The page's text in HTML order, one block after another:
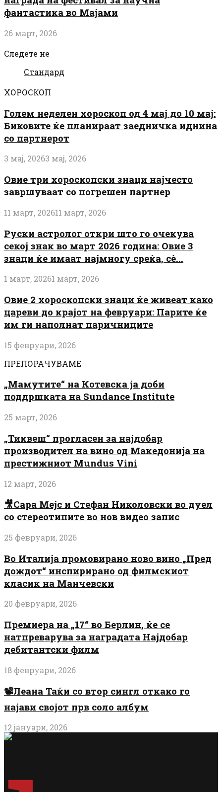
фантастика во Мајами
26 март, 2026
Следете не
Стандард
ХОРОСКОП
Голем неделен хороскоп од 4 мај до 10 мај:
Биковите ќе планираат заедничка иднина
со партнерот
3 мај, 20263 мај, 2026
Овие три хороскопски знаци најчесто
завршуваат со погрешен партнер
11 март, 202611 март, 2026
Руски астролог откри што го очекува
секој знак во март 2026 година: Овие 3
знаци ќе имаат најмногу среќа, сè...
1 март, 20261 март, 2026
Овие 2 хороскопски знаци ќе живеат како
цареви до крајот на февруари: Парите ќе
им ги наполнат паричниците
15 февруари, 2026
ПРЕПОРАЧУВАМЕ
„Мамутите“ на Котевска ја доби
поддршката на Sundance Institute
25 март, 2026
„Тиквеш“ прогласен за најдобар
производител на вино од Македонија на
престижниот Mundus Vini
12 март, 2026
🎥Сара Мејс и Стефан Николовски во дуел
со стереотипите во нов видео запис
25 февруари, 2026
Во Италија промовирано ново вино „Пред
дождот“ инспирирано од филмскиот
класик на Манчевски
20 февруари, 2026
Премиера на „17“ во Берлин, ќе се
натпреварува за наградата Најдобар
дебитантски филм
18 февруари, 2026
📽️Леана Таќи со втор сингл откако го
најави својот прв соло албум
12 јануари, 2026